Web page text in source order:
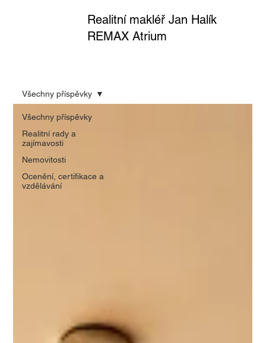
Realitní makléř Jan Halík
REMAX Atrium
Všechny příspěvky
Realitní rady a
zajímavosti
Nemovitosti
Ocenění, certifikace a
vzdělávání
Všechny příspěvky